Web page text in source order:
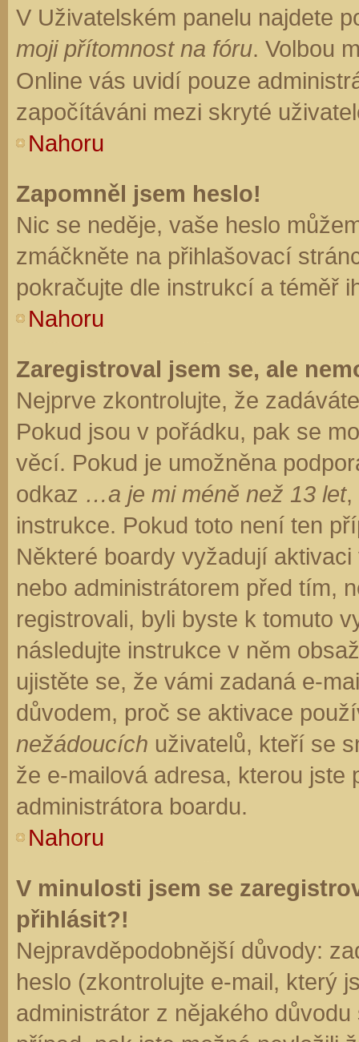
V Uživatelském panelu najdete
moji přítomnost na fóru. Volbou
Online vás uvidí pouze
započítáváni mezi skryté
Nahoru
Zapomněl jsem heslo!
Nic se neděje, vaše heslo
zmáčkněte na přihlašovací
pokračujte dle instrukcí a téměř
Nahoru
Zaregistroval jsem se, ale
Nejprve zkontrolujte, že
Pokud jsou v pořádku, pak se
věcí. Pokud je umožněna
odkaz …a je mi méně než 13 let,
instrukce. Pokud toto není ten
Některé boardy vyžadují
nebo administrátorem před tím,
registrovali, byli byste k tomuto
následujte instrukce v něm
ujistěte se, že vámi zadaná e-
důvodem, proč se aktivace
nežádoucích uživatelů, kteří se
že e-mailová adresa, kterou jste
administrátora boardu.
Nahoru
V minulosti jsem se
přihlásit?!
Nejpravděpodobnější důvody:
heslo (zkontrolujte e-mail, který
administrátor z nějakého